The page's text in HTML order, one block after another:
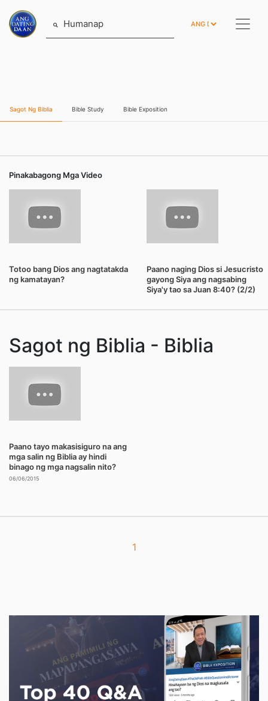
Humanap
Sagot Ng Biblia Bible Study Bible Exposition
Pinakabagong Mga Video
Totoo bang Dios ang nagtatakda
ng kamatayan?
Paano naging Dios si Jesucristo
gayong Siya ang nagsabing
Siya'y tao sa Juan 8:40? (2/2)
Sagot ng Biblia - Biblia
Paano tayo makasisiguro na ang
mga salin ng Biblia ay hindi
binago ng mga nagsalin nito?
06/06/2015
1